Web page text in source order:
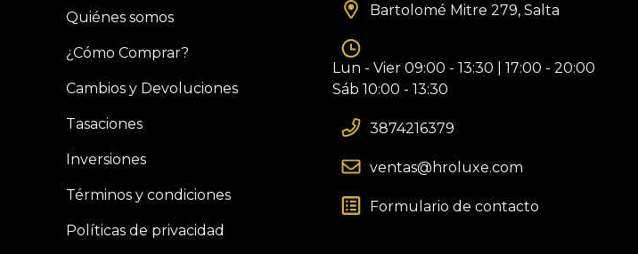
Quiénes somos
¿Cómo Comprar?
Cambios y Devoluciones
Tasaciones
Inversiones
Términos y condiciones
Políticas de privacidad
Bartolomé Mitre 279, Salta
Lun - Vier 09:00 - 13:30 | 17:00 - 20:00
Sáb 10:00 - 13:30
3874216379
ventas@hroluxe.com
Formulario de contacto